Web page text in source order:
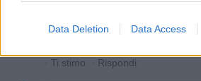
Data Deletion Data Access
· Ti stimo · Rispondi